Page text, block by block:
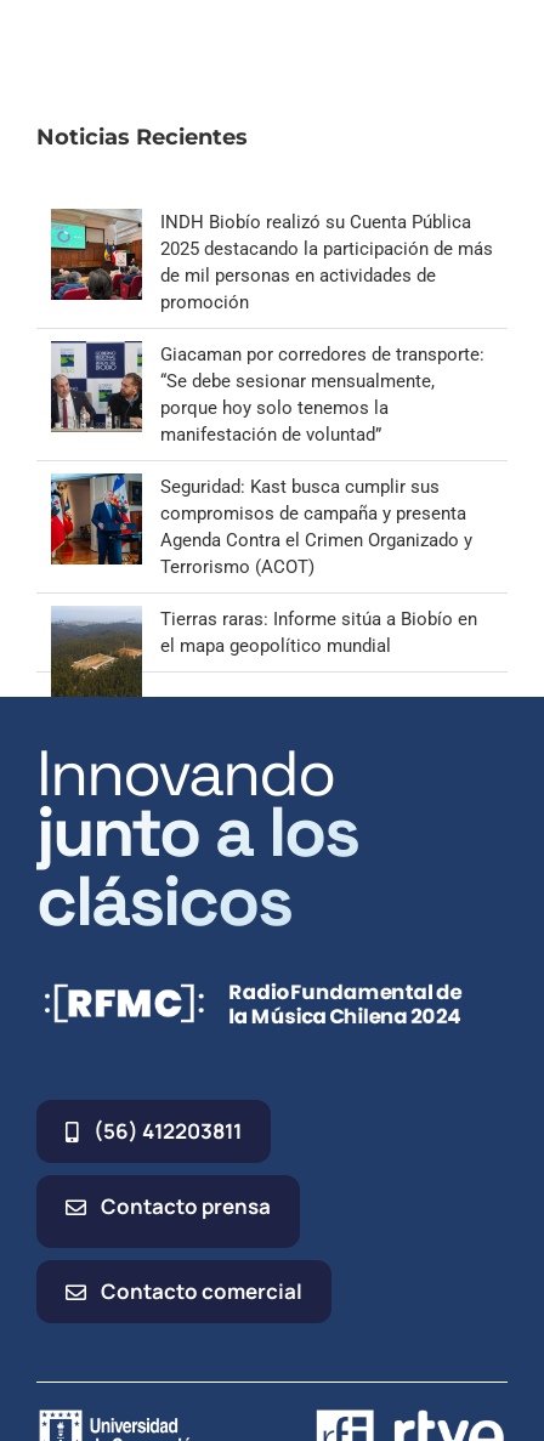
Noticias Recientes
INDH Biobío realizó su Cuenta Pública
2025 destacando la participación de más
de mil personas en actividades de
promoción
Giacaman por corredores de transporte:
“Se debe sesionar mensualmente,
porque hoy solo tenemos la
manifestación de voluntad”
Seguridad: Kast busca cumplir sus
compromisos de campaña y presenta
Agenda Contra el Crimen Organizado y
Terrorismo (ACOT)
Tierras raras: Informe sitúa a Biobío en
el mapa geopolítico mundial
Innovando
junto a los
clásicos
(56) 412203811
Contacto prensa
Contacto comercial